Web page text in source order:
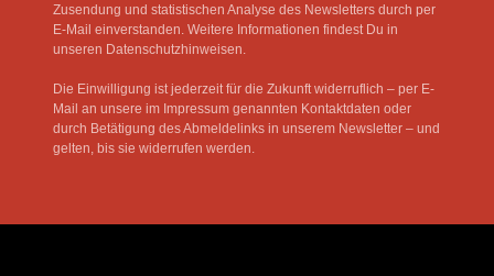
Zusendung und statistischen Analyse des Newsletters durch per
E-Mail einverstanden. Weitere Informationen findest Du in
unseren Datenschutzhinweisen.
Die Einwilligung ist jederzeit für die Zukunft widerruflich – per E-
Mail an unsere im Impressum genannten Kontaktdaten oder
durch Betätigung des Abmeldelinks in unserem Newsletter – und
gelten, bis sie widerrufen werden.